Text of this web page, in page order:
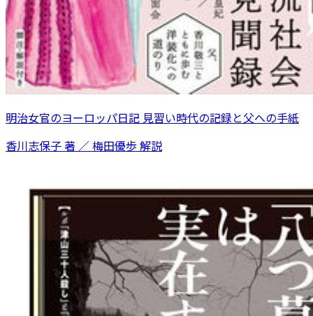
明治女官のヨーロッパ日記 見習い時代の記録と父への手紙
香川志保子 著 ／ 梅田優歩 解説